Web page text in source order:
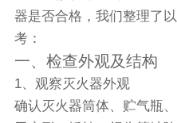
器是否合格，我们整理了
考：
一、检查外观及结构
1、观察灭火器外观
确认灭火器筒体、贮气瓶